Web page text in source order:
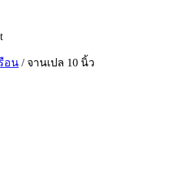
อน / จานเปล 10 นิ้ว